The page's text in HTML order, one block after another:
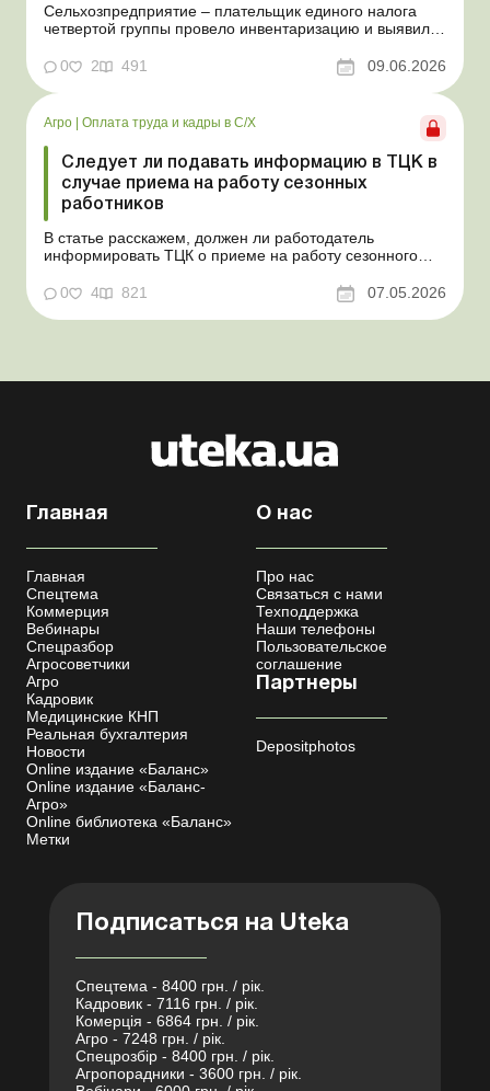
Сельхозпредприятие – плательщик единого налога
четвертой группы провело инвентаризацию и выявило
продукции собственного производства, а также
основных средств (далее – ОС). Как повлияют такие
излишки при их оприходовании на долю
сельхозтовар...
0 2 491 09.06.2026
Агро | Оплата труда и кадры в С/Х
Следует ли подавать информацию в ТЦК в
случае приема на работу сезонных
работников
В статье расскажем, должен ли работодатель
информировать ТЦК о приеме на работу сезонного
агропредприятия принимают работников на сезонные
работы. Из-за значительных штрафных санкций за
нарушение порядка ведения воинского учета у
0 4 821 07.05.2026
Главная
Главная
Спецтема
Коммерция
Вебинары
Спецразбор
Агросоветчики
Агро
Кадровик
Медицинские КНП
Реальная бухгалтерия
Новости
Online издание «Баланс»
Online издание «Баланс-
Агро»
Online библиотека «Баланс»
Метки
О нас
Про нас
Связаться с нами
Техподдержка
Наши телефоны
Пользовательское
соглашение
Партнеры
Depositphotos
Подписаться на Uteka
Спецтема - 8400 грн. / рік.
Кадровик - 7116 грн. / рік.
Комерція - 6864 грн. / рік.
Агро - 7248 грн. / рік.
Спецрозбір - 8400 грн. / рік.
Агропорадники - 3600 грн. / рік.